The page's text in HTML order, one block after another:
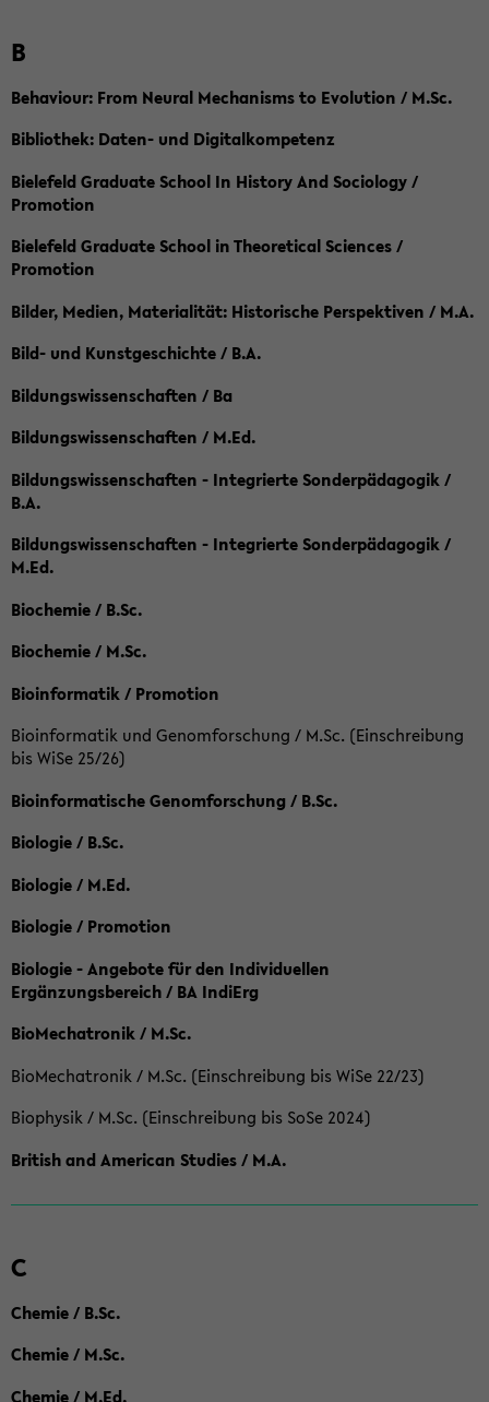
B
Behaviour: From Neural Mechanisms to Evolution / M.Sc.
Bibliothek: Daten- und Digitalkompetenz
Bielefeld Graduate School In History And Sociology /
Promotion
Bielefeld Graduate School in Theoretical Sciences /
Promotion
Bilder, Medien, Materialität: Historische Perspektiven / M.A.
Bild- und Kunstgeschichte / B.A.
Bildungswissenschaften / Ba
Bildungswissenschaften / M.Ed.
Bildungswissenschaften - Integrierte Sonderpädagogik /
B.A.
Bildungswissenschaften - Integrierte Sonderpädagogik /
M.Ed.
Biochemie / B.Sc.
Biochemie / M.Sc.
Bioinformatik / Promotion
Bioinformatik und Genomforschung / M.Sc. (Einschreibung
bis WiSe 25/26)
Bioinformatische Genomforschung / B.Sc.
Biologie / B.Sc.
Biologie / M.Ed.
Biologie / Promotion
Biologie - Angebote für den Individuellen
Ergänzungsbereich / BA IndiErg
BioMechatronik / M.Sc.
BioMechatronik / M.Sc. (Einschreibung bis WiSe 22/23)
Biophysik / M.Sc. (Einschreibung bis SoSe 2024)
British and American Studies / M.A.
C
Chemie / B.Sc.
Chemie / M.Sc.
Chemie / M.Ed.